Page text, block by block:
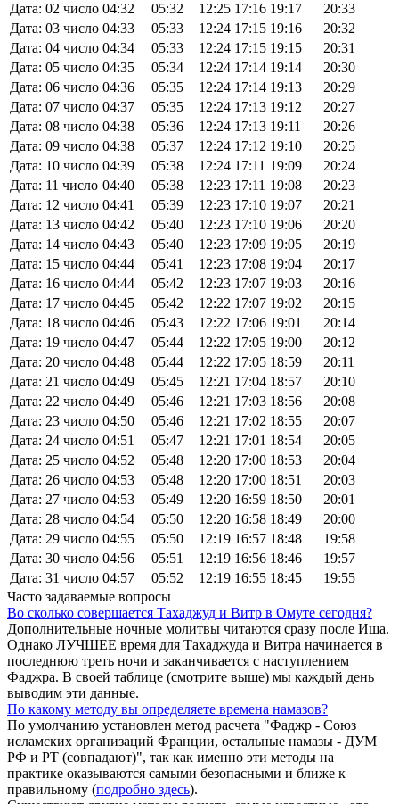
Дата: 02 число 04:32 05:32 12:25 17:16 19:17
20:33
Дата: 03 число 04:33 05:33 12:24 17:15 19:16
20:32
Дата: 04 число 04:34 05:33 12:24 17:15 19:15
20:31
Дата: 05 число 04:35 05:34 12:24 17:14 19:14
20:30
Дата: 06 число 04:36 05:35 12:24 17:14 19:13
20:29
Дата: 07 число 04:37 05:35 12:24 17:13 19:12
20:27
Дата: 08 число 04:38 05:36 12:24 17:13 19:11
20:26
Дата: 09 число 04:38 05:37 12:24 17:12 19:10
20:25
Дата: 10 число 04:39 05:38 12:24 17:11 19:09
20:24
Дата: 11 число 04:40 05:38 12:23 17:11 19:08
20:23
Дата: 12 число 04:41 05:39 12:23 17:10 19:07
20:21
Дата: 13 число 04:42 05:40 12:23 17:10 19:06
20:20
Дата: 14 число 04:43 05:40 12:23 17:09 19:05
20:19
Дата: 15 число 04:44 05:41 12:23 17:08 19:04
20:17
Дата: 16 число 04:44 05:42 12:23 17:07 19:03
20:16
Дата: 17 число 04:45 05:42 12:22 17:07 19:02
20:15
Дата: 18 число 04:46 05:43 12:22 17:06 19:01
20:14
Дата: 19 число 04:47 05:44 12:22 17:05 19:00
20:12
Дата: 20 число 04:48 05:44 12:22 17:05 18:59
20:11
Дата: 21 число 04:49 05:45 12:21 17:04 18:57
20:10
Дата: 22 число 04:49 05:46 12:21 17:03 18:56
20:08
Дата: 23 число 04:50 05:46 12:21 17:02 18:55
20:07
Дата: 24 число 04:51 05:47 12:21 17:01 18:54
20:05
Дата: 25 число 04:52 05:48 12:20 17:00 18:53
20:04
Дата: 26 число 04:53 05:48 12:20 17:00 18:51
20:03
Дата: 27 число 04:53 05:49 12:20 16:59 18:50
20:01
Дата: 28 число 04:54 05:50 12:20 16:58 18:49
20:00
Дата: 29 число 04:55 05:50 12:19 16:57 18:48
19:58
Дата: 30 число 04:56 05:51 12:19 16:56 18:46
19:57
Дата: 31 число 04:57 05:52 12:19 16:55 18:45
19:55
Часто задаваемые вопросы
Во сколько совершается Тахаджуд и Витр в Омуте сегодня?
Дополнительные ночные молитвы читаются сразу после Иша.
Однако ЛУЧШЕЕ время для Тахаджуда и Витра начинается в
последнюю треть ночи и заканчивается с наступлением
Фаджра. В своей таблице (смотрите выше) мы каждый день
выводим эти данные.
По какому методу вы определяете времена намазов?
По умолчанию установлен метод расчета "Фаджр - Союз
исламских организаций Франции, остальные намазы - ДУМ
РФ и РТ (совпадают)", так как именно эти методы на
практике оказываются самыми безопасными и ближе к
правильному (подробно здесь).